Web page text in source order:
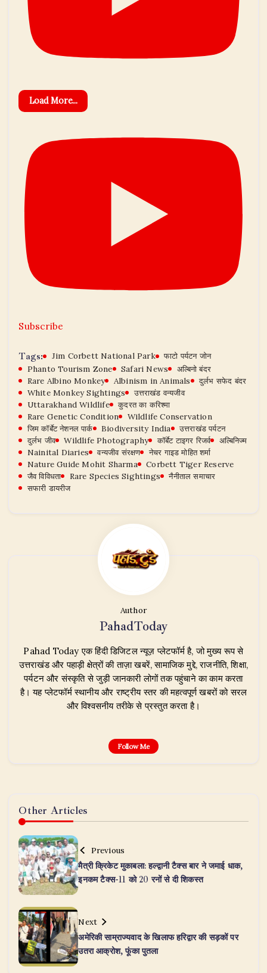
Load More...
Subscribe
Tags: Jim Corbett National Park
फाटो पर्यटन जोन
Phanto Tourism Zone
Safari News
अल्बिनो बंदर
Rare Albino Monkey
Albinism in Animals
दुर्लभ सफेद बंदर
White Monkey Sightings
उत्तराखंड वन्यजीव
Uttarakhand Wildlife
कुदरत का करिश्मा
Rare Genetic Condition
Wildlife Conservation
जिम कॉर्बेट नेशनल पार्क
Biodiversity India
उत्तराखंड पर्यटन
दुर्लभ जीव
Wildlife Photography कॉर्बेट टाइगर रिजर्व
अल्बिनिज्म
Nainital Diaries
वन्यजीव संरक्षण
नेचर गाइड मोहित शर्मा
Nature Guide Mohit Sharma
Corbett Tiger Reserve
जैव विविधता
Rare Species Sightings
नैनीताल समाचार
सफारी डायरीज
Author
PahadToday
Pahad Today एक हिंदी डिजिटल न्यूज़ प्लेटफॉर्म है, जो मुख्य रूप से
उत्तराखंड और पहाड़ी क्षेत्रों की ताज़ा खबरें, सामाजिक मुद्दे, राजनीति, शिक्षा,
पर्यटन और संस्कृति से जुड़ी जानकारी लोगों तक पहुंचाने का काम करता
है। यह प्लेटफॉर्म स्थानीय और राष्ट्रीय स्तर की महत्वपूर्ण खबरों को सरल
और विश्वसनीय तरीके से प्रस्तुत करता है।
Follow Me
Other Articles
Previous
मैत्री क्रिकेट मुकाबला: हल्द्वानी टैक्स बार ने जमाई धाक,
इनकम टैक्स-11 को 20 रनों से दी शिकस्त
Next
अमेरिकी साम्राज्यवाद के खिलाफ हरिद्वार की सड़कों पर
उतरा आक्रोश, फूंका पुतला